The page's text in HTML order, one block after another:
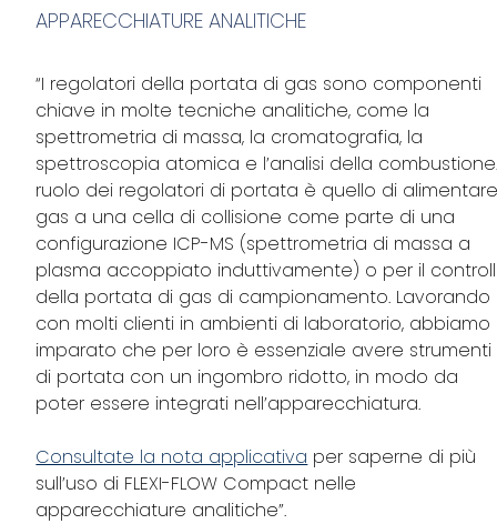
APPARECCHIATURE ANALITICHE
“I regolatori della portata di gas sono componenti
chiave in molte tecniche analitiche, come la
spettrometria di massa, la cromatografia, la
spettroscopia atomica e l’analisi della
ruolo dei regolatori di portata è quello di
gas a una cella di collisione come parte di una
configurazione ICP-MS (spettrometria di massa a
plasma accoppiato induttivamente) o per il
della portata di gas di campionamento. Lavorando
con molti clienti in ambienti di laboratorio, abbiamo
imparato che per loro è essenziale avere strumenti
di portata con un ingombro ridotto, in modo da
poter essere integrati nell’apparecchiatura.
Consultate la nota applicativa per saperne di più
sull’uso di FLEXI-FLOW Compact nelle
apparecchiature analitiche”.